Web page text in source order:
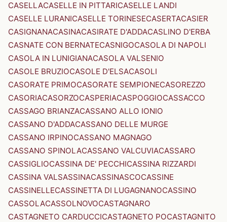
CASELLACASELLE IN PITTARICASELLE LANDI
CASELLE LURANICASELLE TORINESECASERTACASIER
CASIGNANACASINACASIRATE D'ADDACASLINO D'ERBA
CASNATE CON BERNATECASNIGOCASOLA DI NAPOLI
CASOLA IN LUNIGIANACASOLA VALSENIO
CASOLE BRUZIOCASOLE D'ELSACASOLI
CASORATE PRIMOCASORATE SEMPIONECASOREZZO
CASORIACASORZOCASPERIACASPOGGIOCASSACCO
CASSAGO BRIANZACASSANO ALLO IONIO
CASSANO D'ADDACASSANO DELLE MURGE
CASSANO IRPINOCASSANO MAGNAGO
CASSANO SPINOLACASSANO VALCUVIACASSARO
CASSIGLIOCASSINA DE' PECCHICASSINA RIZZARDI
CASSINA VALSASSINACASSINASCOCASSINE
CASSINELLECASSINETTA DI LUGAGNANOCASSINO
CASSOLACASSOLNOVOCASTAGNARO
CASTAGNETO CARDUCCICASTAGNETO POCASTAGNITO